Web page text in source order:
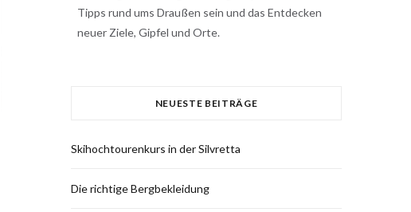
Tipps rund ums Draußen sein und das Entdecken
neuer Ziele, Gipfel und Orte.
NEUESTE BEITRÄGE
Skihochtourenkurs in der Silvretta
Die richtige Bergbekleidung